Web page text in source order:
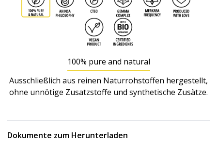
100% pure and natural
Ausschließlich aus reinen Naturrohstoffen hergestellt,
ohne unnötige Zusatzstoffe und synthetische Zusätze.
Dokumente zum Herunterladen